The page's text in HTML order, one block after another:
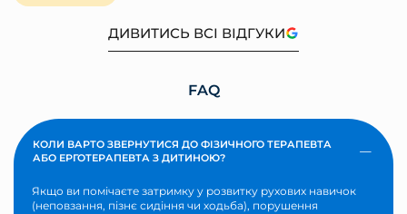
ДИВИТИСЬ ВСІ ВІДГУКИ
FAQ
КОЛИ ВАРТО ЗВЕРНУТИСЯ ДО ФІЗИЧНОГО ТЕРАПЕВТА
АБО ЕРГОТЕРАПЕВТА З ДИТИНОЮ?
Якщо ви помічаєте затримку у розвитку рухових навичок
(неповзання, пізнє сидіння чи ходьба), порушення